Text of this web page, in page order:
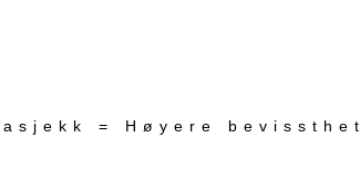
= Høyere bevissthet